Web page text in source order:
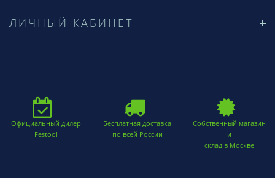
ЛИЧНЫЙ КАБИНЕТ
Официальный дилер
Festool
Бесплатная доставка
по всей России
Собственный магазин
и
склад в Москве